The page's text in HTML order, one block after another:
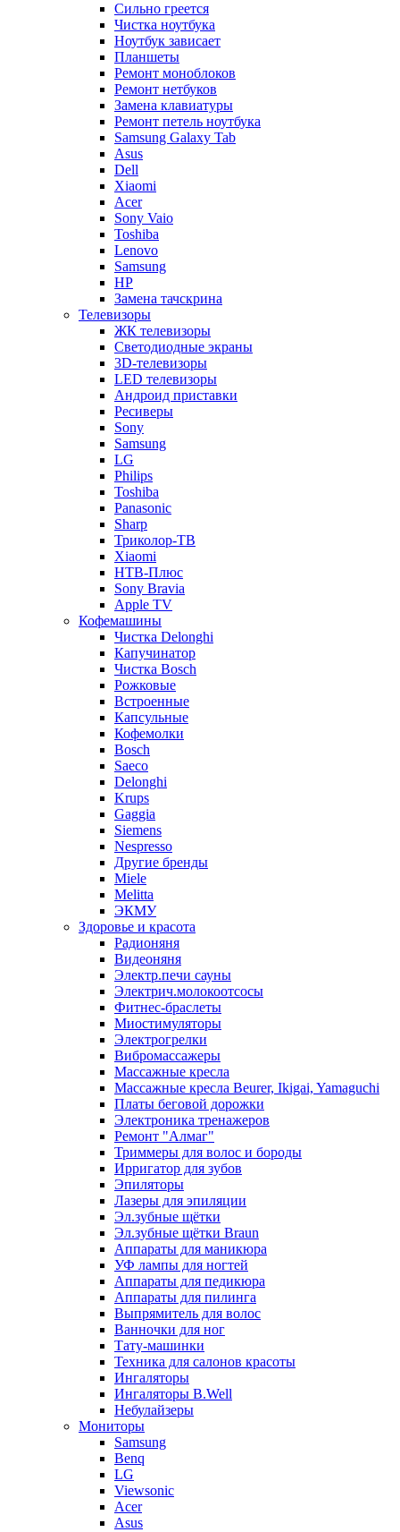
Сильно греется
Чистка ноутбука
Ноутбук зависает
Планшеты
Ремонт моноблоков
Ремонт нетбуков
Замена клавиатуры
Ремонт петель ноутбука
Samsung Galaxy Tab
Asus
Dell
Xiaomi
Acer
Sony Vaio
Toshiba
Lenovo
Samsung
HP
Замена тачскрина
Телевизоры
ЖК телевизоры
Светодиодные экраны
3D-телевизоры
LED телевизоры
Андроид приставки
Ресиверы
Sony
Samsung
LG
Philips
Toshiba
Panasonic
Sharp
Триколор-ТВ
Xiaomi
НТВ-Плюс
Sony Bravia
Apple TV
Кофемашины
Чистка Delonghi
Капучинатор
Чистка Bosch
Рожковые
Встроенные
Капсульные
Кофемолки
Bosch
Saeco
Delonghi
Krups
Gaggia
Siemens
Nespresso
Другие бренды
Miele
Melitta
ЭКМУ
Здоровье и красота
Радионяня
Видеоняня
Электр.печи сауны
Электрич.молокоотсосы
Фитнес-браслеты
Миостимуляторы
Электрогрелки
Вибромассажеры
Массажные кресла
Массажные кресла Beurer, Ikigai, Yamaguchi
Платы беговой дорожки
Электроника тренажеров
Ремонт "Алмаг"
Триммеры для волос и бороды
Ирригатор для зубов
Эпиляторы
Лазеры для эпиляции
Эл.зубные щётки
Эл.зубные щётки Braun
Аппараты для маникюра
УФ лампы для ногтей
Аппараты для педикюра
Аппараты для пилинга
Выпрямитель для волос
Ванночки для ног
Тату-машинки
Техника для салонов красоты
Ингаляторы
Ингаляторы B.Well
Небулайзеры
Мониторы
Samsung
Benq
LG
Viewsonic
Acer
Asus